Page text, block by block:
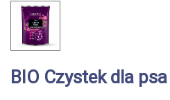
BIO Czystek dla